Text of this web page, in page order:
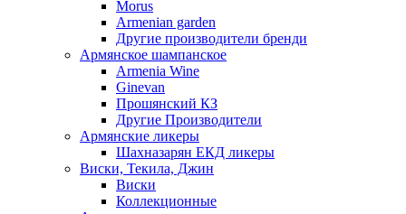
Morus
Armenian garden
Другие производители бренди
Армянское шампанское
Armenia Wine
Ginevan
Прошянский КЗ
Другие Производители
Армянские ликеры
Шахназарян ЕКД ликеры
Виски, Текила, Джин
Виски
Коллекционные